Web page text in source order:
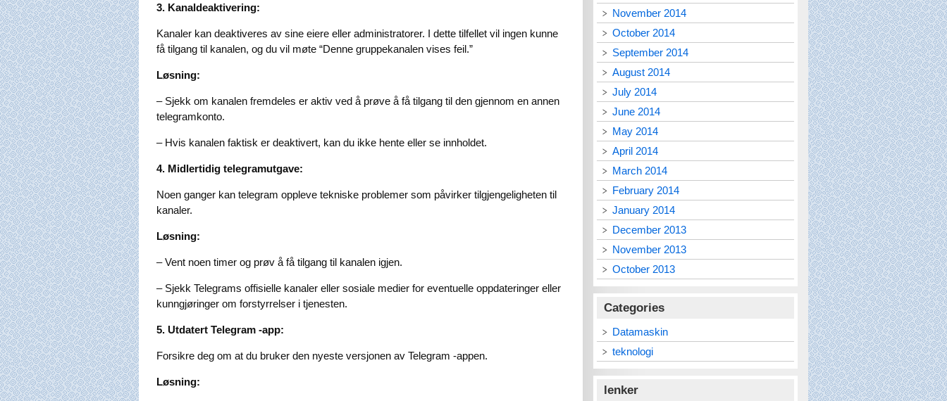
3. Kanaldeaktivering:
Kanaler kan deaktiveres av sine eiere eller administratorer. I dette tilfellet vil ingen kunne
få tilgang til kanalen, og du vil møte “Denne gruppekanalen vises feil.”
Løsning:
– Sjekk om kanalen fremdeles er aktiv ved å prøve å få tilgang til den gjennom en annen
telegramkonto.
– Hvis kanalen faktisk er deaktivert, kan du ikke hente eller se innholdet.
4. Midlertidig telegramutgave:
Noen ganger kan telegram oppleve tekniske problemer som påvirker tilgjengeligheten til
kanaler.
Løsning:
– Vent noen timer og prøv å få tilgang til kanalen igjen.
– Sjekk Telegrams offisielle kanaler eller sosiale medier for eventuelle oppdateringer eller
kunngjøringer om forstyrrelser i tjenesten.
5. Utdatert Telegram -app:
Forsikre deg om at du bruker den nyeste versjonen av Telegram -appen.
Løsning:
November 2014
October 2014
September 2014
August 2014
July 2014
June 2014
May 2014
April 2014
March 2014
February 2014
January 2014
December 2013
November 2013
October 2013
Categories
Datamaskin
teknologi
lenker